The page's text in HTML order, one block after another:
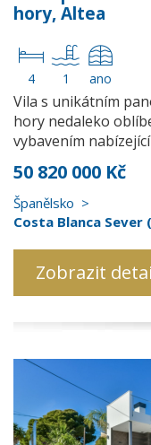
hory, Altea
4 1 ano
Vila s unikátním
hory nedaleko
vybavením
50 820 000 Kč
Španělsko
Costa Blanca Sever
Zobrazit